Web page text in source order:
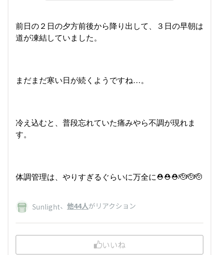
前日の２日の夕方前後から降り出して、３日の早朝は
道が凍結していました。
まだまだ寒い日が続くようですね…。
冷え込むと、普段忘れていた痛みやら不調が現れま
す。
体調管理は、やりすぎるぐらいに万全に⛑️⛑️⛑️🫡🫡🫡
Sunlight、 他44人がリアクション
いいね